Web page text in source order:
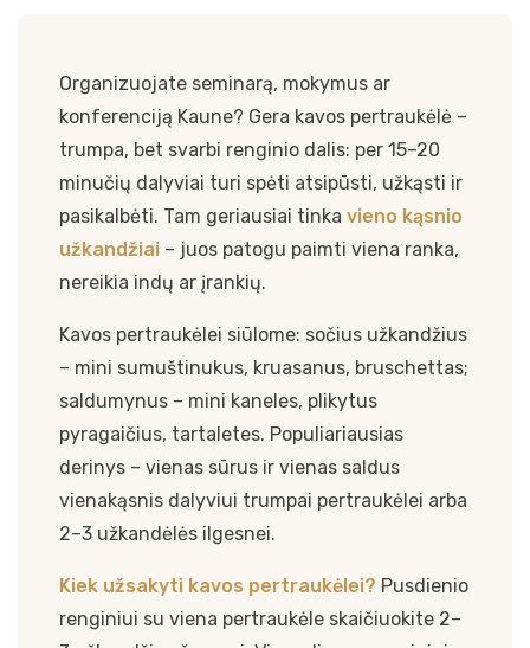
Organizuojate seminarą, mokymus ar
konferenciją Kaune? Gera kavos pertraukėlė –
trumpa, bet svarbi renginio dalis: per 15–20
minučių dalyviai turi spėti atsipūsti, užkąsti ir
pasikalbėti. Tam geriausiai tinka vieno kąsnio
užkandžiai – juos patogu paimti viena ranka,
nereikia indų ar įrankių.
Kavos pertraukėlei siūlome: sočius užkandžius
– mini sumuštinukus, kruasanus, bruschettas;
saldumynus – mini kaneles, plikytus
pyragaičius, tartaletes. Populiariausias
derinys – vienas sūrus ir vienas saldus
vienakąsnis dalyviui trumpai pertraukėlei arba
2–3 užkandėlės ilgesnei.
Kiek užsakyti kavos pertraukėlei? Pusdienio
renginiui su viena pertraukėle skaičiuokite 2–